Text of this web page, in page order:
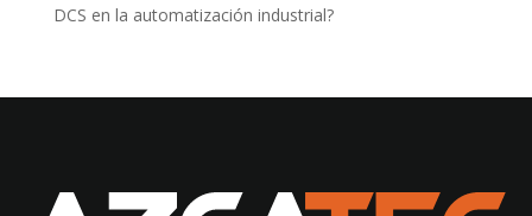
DCS en la automatización industrial?